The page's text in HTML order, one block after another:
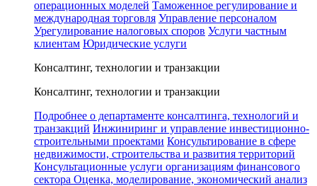
операционных моделей Таможенное регулирование и
международная торговля Управление персоналом
Урегулирование налоговых споров Услуги частным
клиентам Юридические услуги
Консалтинг, технологии и транзакции
Консалтинг, технологии и транзакции
Подробнее о департаменте консалтинга, технологий и
транзакций Инжиниринг и управление инвестиционно-
строительными проектами Консультирование в сфере
недвижимости, строительства и развития территорий
Консультационные услуги организациям финансового
сектора Оценка, моделирование, экономический анализ